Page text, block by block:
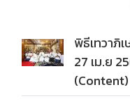
พิธีเทวาภิ
27 เม.ย
(Content)